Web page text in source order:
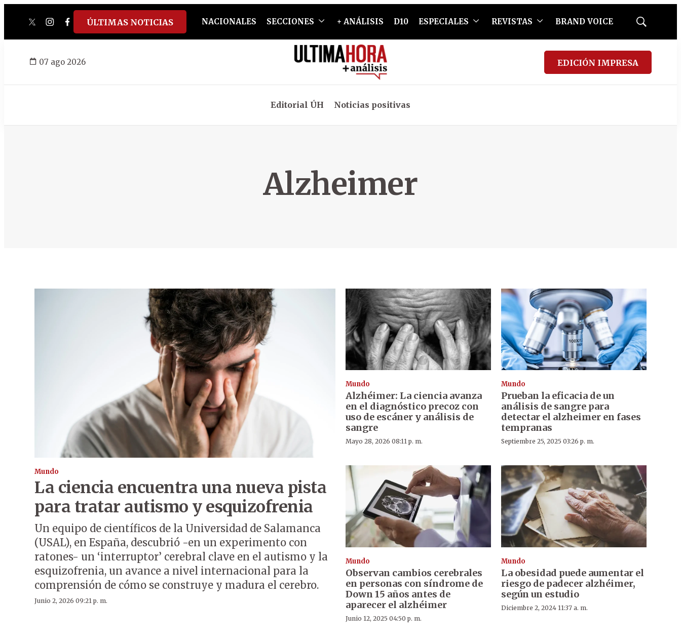
twitterinstagram
facebook
tiktokyoutube
spotify
ÚLTIMAS NOTICIAS NACIONALES SECCIONES + ANÁLISIS D10 ESPECIALES REVISTAS BRAND VOICE
Mostrar
07 ago 2026 EDICIÓN IMPRESA
Editorial ÚH Noticias positivas
Alzheimer
Mundo
La ciencia encuentra una nueva pista
para tratar autismo y esquizofrenia
Un equipo de científicos de la Universidad de Salamanca
(USAL), en España, descubrió -en un experimento con
ratones- un ‘interruptor’ cerebral clave en el autismo y la
esquizofrenia, un avance a nivel internacional para la
comprensión de cómo se construye y madura el cerebro.
Junio 2, 2026 09:21 p. m.
Mundo
Alzhéimer: La ciencia avanza
en el diagnóstico precoz con
uso de escáner y análisis de
sangre
Mayo 28, 2026 08:11 p. m.
Mundo
Prueban la eficacia de un
análisis de sangre para
detectar el alzheimer en fases
tempranas
Septiembre 25, 2025 03:26 p. m.
Mundo
Observan cambios cerebrales
en personas con síndrome de
Down 15 años antes de
aparecer el alzhéimer
Junio 12, 2025 04:50 p. m.
Mundo
La obesidad puede aumentar el
riesgo de padecer alzhéimer,
según un estudio
Diciembre 2, 2024 11:37 a. m.